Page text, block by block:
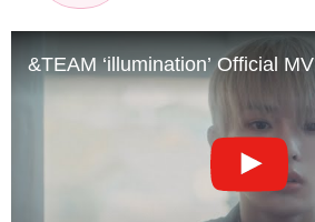
&TEAM ‘illumination’ Official MV